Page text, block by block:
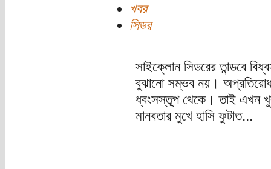
খবর
সিডর
সাইক্লোন সিডরের তান্ডবে
বুঝানো সম্ভব নয়।
ধ্বংসস্তূপ থেকে। তাই এখন
মানবতার মুখে হাসি ফুটাত...